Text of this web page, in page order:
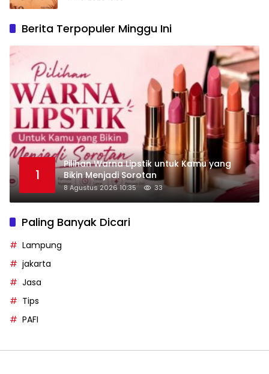
Berita Terpopuler Minggu Ini
1
Pilihan Warna Lipstik untuk Kamu yang
Bikin Menjadi Sorotan
8 Agustus 2026 10:35 33
Paling Banyak Dicari
Lampung
jakarta
Jasa
Tips
PAFI